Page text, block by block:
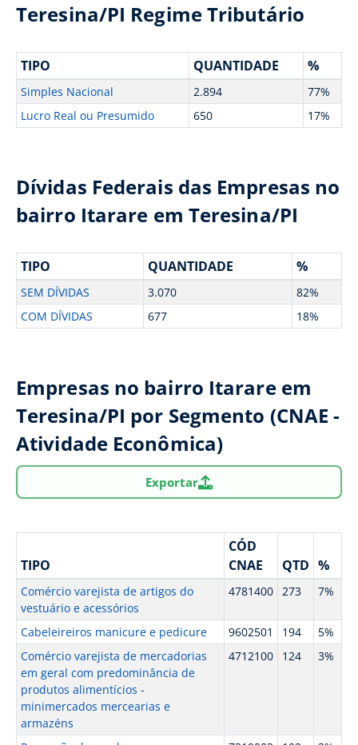
Teresina/PI Regime Tributário
TIPO QUANTIDADE %
Simples Nacional 2.894
77%
Lucro Real ou Presumido
650 17%
Dívidas Federais das Empresas no
bairro Itarare em Teresina/PI
TIPO QUANTIDADE %
SEM DÍVIDAS 3.070
82%
COM DÍVIDAS
677 18%
Empresas no bairro Itarare em
Teresina/PI por Segmento (CNAE -
Atividade Econômica)
Exportar
TIPO
CÓD
CNAE
QTD %
Comércio varejista de artigos do
vestuário e acessórios
4781400 273 7%
Cabeleireiros manicure e pedicure 9602501 194
5%
Comércio varejista de mercadorias
em geral com predominância de
produtos alimentícios -
minimercados mercearias e
armazéns
4712100 124 3%